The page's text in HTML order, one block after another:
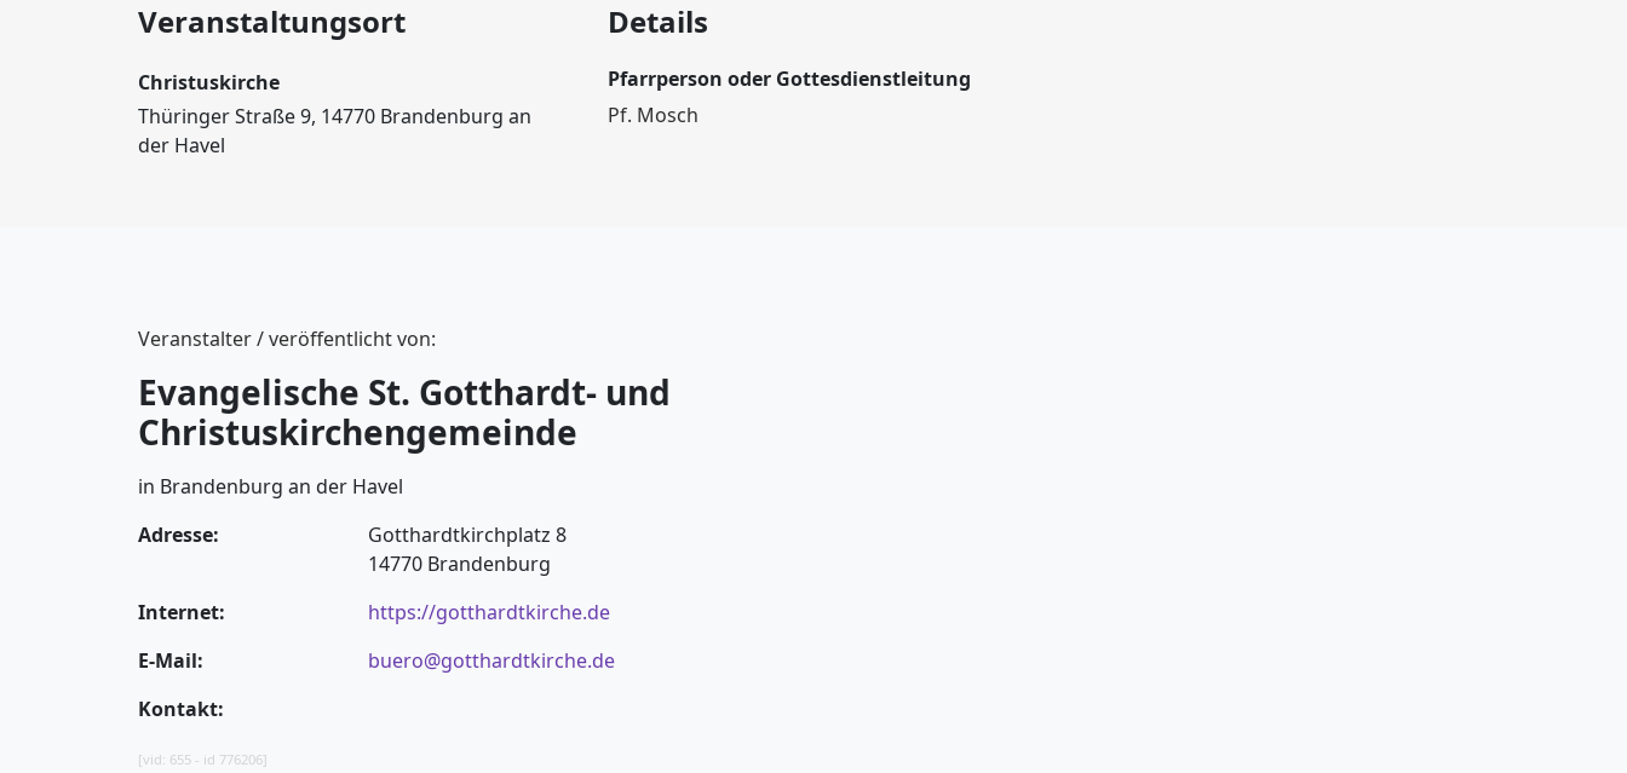
Veranstaltungsort
Christuskirche
Thüringer Straße 9, 14770 Brandenburg an
der Havel
Details
Pfarrperson oder Gottesdienstleitung
Pf. Mosch
Veranstalter / veröffentlicht von:
Evangelische St. Gotthardt- und
Christuskirchengemeinde
in Brandenburg an der Havel
Adresse:
Gotthardtkirchplatz 8
14770 Brandenburg
Internet:
https://gotthardtkirche.de
E-Mail:
buero@gotthardtkirche.de
Kontakt:
[vid: 655 - id 776206]